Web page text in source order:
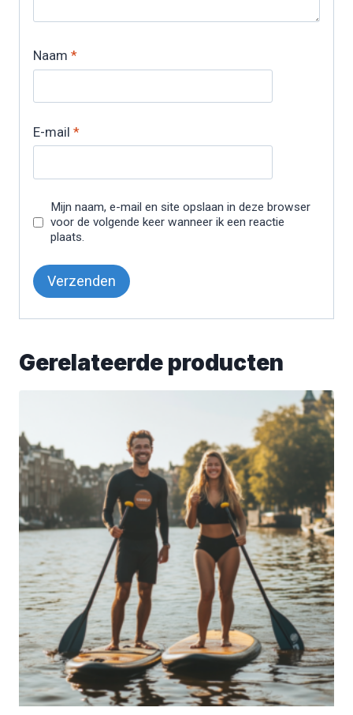
Naam *
E-mail *
Mijn naam, e-mail en site opslaan in deze browser
voor de volgende keer wanneer ik een reactie
plaats.
Gerelateerde producten